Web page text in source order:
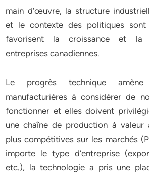
main d’œuvre, la structure
et le contexte des politiques sont
favorisent la croissance et la
entreprises canadiennes.
Le progrès technique
manufacturières à considérer de
fonctionner et elles doivent
une chaîne de production à valeur
plus compétitives sur les marchés
importe le type d’entreprise
etc.), la technologie a pris une